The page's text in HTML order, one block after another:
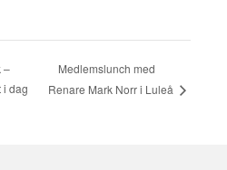
–
i dag
Medlemslunch med
Renare Mark Norr i Luleå